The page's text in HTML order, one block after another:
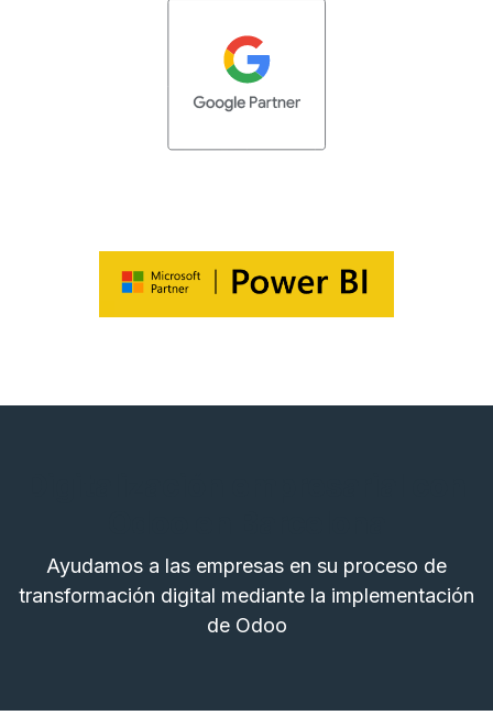
Ayudamos a las empresas en su proceso de
transformación digital mediante la implementación
de Odoo